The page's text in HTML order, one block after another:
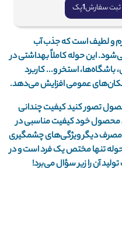
ثبت سفارش1پک
و لطیف است که جذب آب
این حوله کاملاً بهداشتی در
استخر و... کاربرد
مکان‌های عمومی افزایش می‌دهد.
تصور کنید کیفیت چندانی
محصول خود کیفیت مناسبی در
مصرف دیگر ویژگی‌های چشمگیری
حوله تنها مختص یک فرد است و در
آن را زیر سؤال می‌برد!